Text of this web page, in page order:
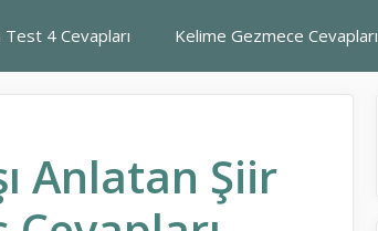
Test 4 Cevapları Kelime Gezmece Cevapları
Anlatan Şiir